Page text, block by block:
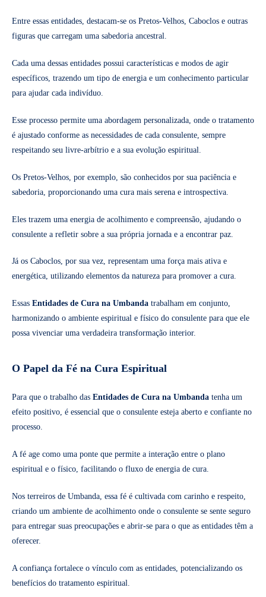
Entre essas entidades, destacam-se os Pretos-Velhos, Caboclos e outras
figuras que carregam uma sabedoria ancestral.
Cada uma dessas entidades possui características e modos de agir
específicos, trazendo um tipo de energia e um conhecimento particular
para ajudar cada indivíduo.
Esse processo permite uma abordagem personalizada, onde o tratamento
é ajustado conforme as necessidades de cada consulente, sempre
respeitando seu livre-arbítrio e a sua evolução espiritual.
Os Pretos-Velhos, por exemplo, são conhecidos por sua paciência e
sabedoria, proporcionando uma cura mais serena e introspectiva.
Eles trazem uma energia de acolhimento e compreensão, ajudando o
consulente a refletir sobre a sua própria jornada e a encontrar paz.
Já os Caboclos, por sua vez, representam uma força mais ativa e
energética, utilizando elementos da natureza para promover a cura.
Essas Entidades de Cura na Umbanda trabalham em conjunto,
harmonizando o ambiente espiritual e físico do consulente para que ele
possa vivenciar uma verdadeira transformação interior.
O Papel da Fé na Cura Espiritual
Para que o trabalho das Entidades de Cura na Umbanda tenha um
efeito positivo, é essencial que o consulente esteja aberto e confiante no
processo.
A fé age como uma ponte que permite a interação entre o plano
espiritual e o físico, facilitando o fluxo de energia de cura.
Nos terreiros de Umbanda, essa fé é cultivada com carinho e respeito,
criando um ambiente de acolhimento onde o consulente se sente seguro
para entregar suas preocupações e abrir-se para o que as entidades têm a
oferecer.
A confiança fortalece o vínculo com as entidades, potencializando os
benefícios do tratamento espiritual.